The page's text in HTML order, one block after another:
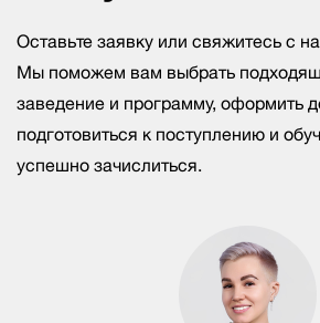
Оставьте заявку или свяжитесь с
Мы поможем вам выбрать
заведение и программу, оформить
подготовиться к поступлению и
успешно зачислиться.